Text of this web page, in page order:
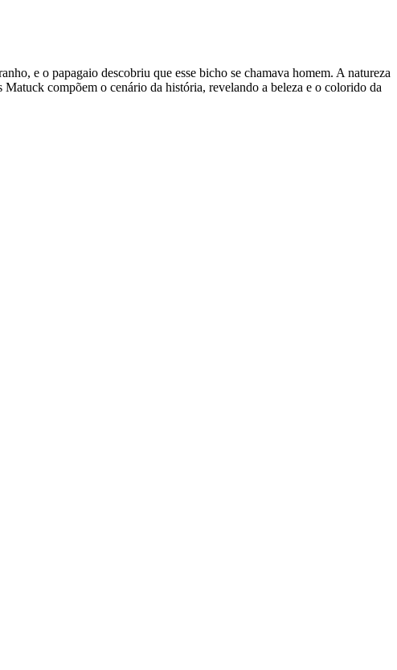
e o papagaio descobriu que esse bicho se chamava homem. A natureza
Matuck compõem o cenário da história, revelando a beleza e o colorido da